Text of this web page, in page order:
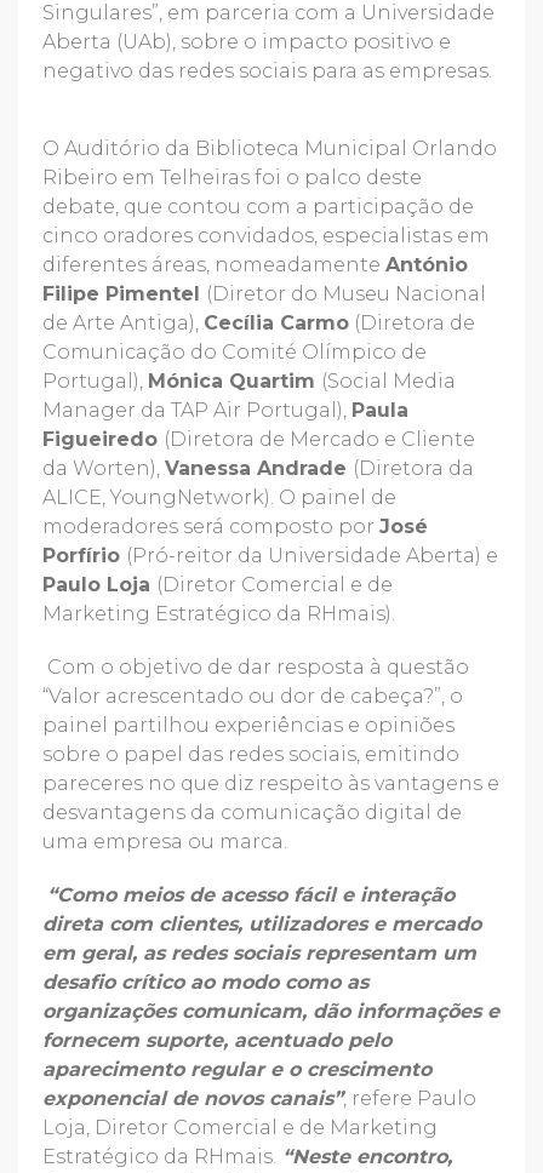
Singulares”, em parceria com a Universidade
Aberta (UAb), sobre o impacto positivo e
negativo das redes sociais para as empresas.
O Auditório da Biblioteca Municipal Orlando
Ribeiro em Telheiras foi o palco deste
debate, que contou com a participação de
cinco oradores convidados, especialistas em
diferentes áreas, nomeadamente António
Filipe Pimentel
(Diretor do Museu Nacional
de Arte Antiga), Cecília Carmo (Diretora de
Comunicação do Comité Olímpico de
Portugal), Mónica Quartim (Social Media
Manager da TAP Air Portugal), Paula
Figueiredo (Diretora de Mercado e Cliente
da Worten), Vanessa Andrade (Diretora da
ALICE, YoungNetwork). O painel de
moderadores será composto por José
Porfírio (Pró-reitor da Universidade Aberta) e
Paulo Loja (Diretor Comercial e de
Marketing Estratégico da RHmais).
Com o objetivo de dar resposta à questão
“Valor acrescentado ou dor de cabeça?”, o
painel partilhou experiências e opiniões
sobre o papel das redes sociais, emitindo
pareceres no que diz respeito às vantagens e
desvantagens da comunicação digital de
uma empresa ou marca.
“Como meios de acesso fácil e interação
direta com clientes, utilizadores e mercado
em geral, as redes sociais representam um
desafio crítico ao modo como as
organizações comunicam, dão informações e
fornecem suporte, acentuado pelo
aparecimento regular e o crescimento
exponencial de novos canais”, refere Paulo
Loja, Diretor Comercial e de Marketing
Estratégico da RHmais. “Neste encontro,